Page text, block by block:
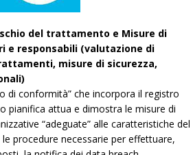
del trattamento e Misure di
e responsabili (valutazione di
misure di sicurezza,
di conformità” che incorpora il registro
pianifica attua e dimostra le misure di
“adeguate” alle caratteristiche del
procedure necessarie per effettuare,